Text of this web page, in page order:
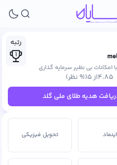
رتبه
۱
بی نظیر سرمایه گذاری
۴.۸۵از ۵
(۹۱ نظر)
هدیه طلای ملی گلد
اینماد تحویل فیزیکی